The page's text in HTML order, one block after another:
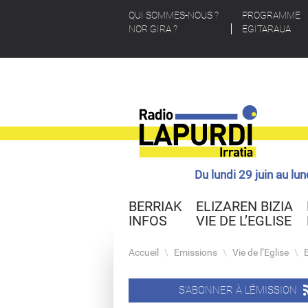
QUI SOMMES-NOUS ?
NOR GIRA ?
PROGRAMME
EGITARAUA
Du lundi 29 juin au
BERRIAK
INFOS
ELIZAREN BIZIA
VIE DE L’EGLISE
Accueil \ Emissions \ Vie de l’Eglise \
S'ABONNER À L'ÉMISSION